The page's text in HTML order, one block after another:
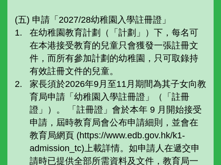
(五) 申請「2027/28幼稚園入學註冊證」
在幼稚園教育計劃（「計劃」）下，每名可
在本港接受教育的兒童只會獲發一張註冊文
件，而所有參加計劃的幼稚園，只可取錄持
有效註冊文件的兒童。
家長須於2026年9月至11月期間為其子女向教
育局申請「幼稚園入學註冊證」（「註冊
證」）。 「註冊證」會於本年 9 月開始接受
申請，屆時教育局會公布申請細則，並會在
教育局網頁 (https://www.edb.gov.hk/k1-
admission_tc)上載詳情。如申請人在遞交申
請時已提供全部所需資料及文件，教育局一